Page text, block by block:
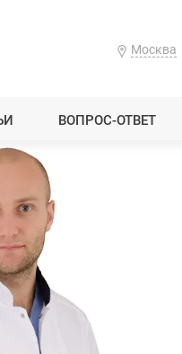
Москва
ВОПРОС-ОТВЕТ